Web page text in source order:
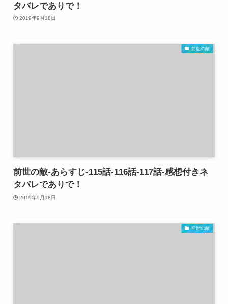
タバレでありで！
2019年9月18日
前世の敵
前世の敵-あらすじ-115話-116話-117話-感想付きネ
タバレでありで！
2019年9月18日
前世の敵